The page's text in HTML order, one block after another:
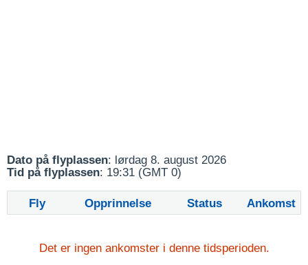
Dato på flyplassen: lørdag 8. august 2026
Tid på flyplassen: 19:31 (GMT 0)
Fly Opprinnelse Status Ankomst
Det er ingen ankomster i denne tidsperioden.